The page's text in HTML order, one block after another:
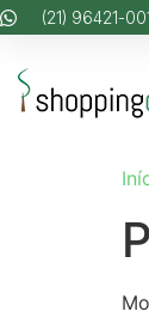
(21) 96421-